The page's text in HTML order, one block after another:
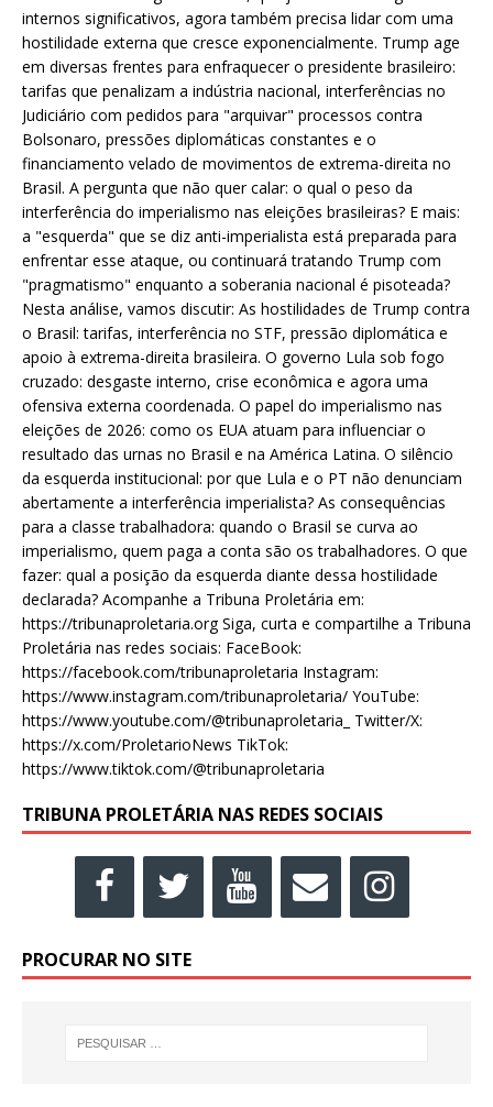
internos significativos, agora também precisa lidar com uma
hostilidade externa que cresce exponencialmente. Trump age
em diversas frentes para enfraquecer o presidente brasileiro:
tarifas que penalizam a indústria nacional, interferências no
Judiciário com pedidos para "arquivar" processos contra
Bolsonaro, pressões diplomáticas constantes e o
financiamento velado de movimentos de extrema-direita no
Brasil. A pergunta que não quer calar: o qual o peso da
interferência do imperialismo nas eleições brasileiras? E mais:
a "esquerda" que se diz anti-imperialista está preparada para
enfrentar esse ataque, ou continuará tratando Trump com
"pragmatismo" enquanto a soberania nacional é pisoteada?
Nesta análise, vamos discutir: As hostilidades de Trump contra
o Brasil: tarifas, interferência no STF, pressão diplomática e
apoio à extrema-direita brasileira. O governo Lula sob fogo
cruzado: desgaste interno, crise econômica e agora uma
ofensiva externa coordenada. O papel do imperialismo nas
eleições de 2026: como os EUA atuam para influenciar o
resultado das urnas no Brasil e na América Latina. O silêncio
da esquerda institucional: por que Lula e o PT não denunciam
abertamente a interferência imperialista? As consequências
para a classe trabalhadora: quando o Brasil se curva ao
imperialismo, quem paga a conta são os trabalhadores. O que
fazer: qual a posição da esquerda diante dessa hostilidade
declarada? Acompanhe a Tribuna Proletária em:
https://tribunaproletaria.org Siga, curta e compartilhe a Tribuna
Proletária nas redes sociais: FaceBook:
https://facebook.com/tribunaproletaria Instagram:
https://www.instagram.com/tribunaproletaria/ YouTube:
https://www.youtube.com/@tribunaproletaria_ Twitter/X:
https://x.com/ProletarioNews TikTok:
https://www.tiktok.com/@tribunaproletaria
TRIBUNA PROLETÁRIA NAS REDES SOCIAIS
PROCURAR NO SITE